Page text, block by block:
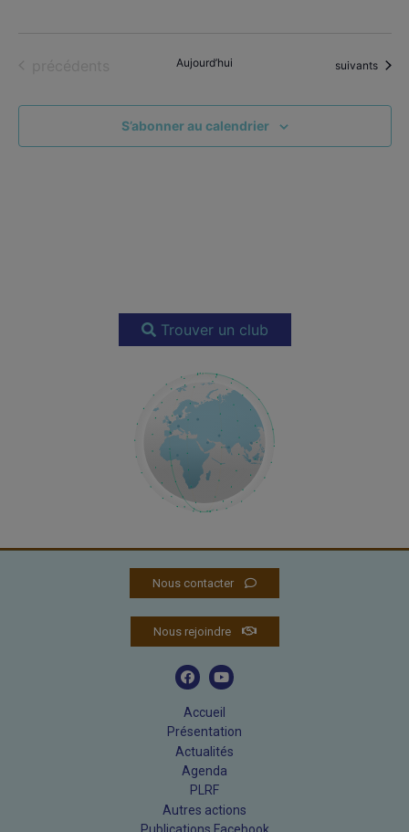
Aujourd’hui Évènements
suivants
S’abonner au calendrier
Trouver un club
Nous contacter
Nous rejoindre
Accueil
Présentation
Actualités
Agenda
PLRF
Autres actions